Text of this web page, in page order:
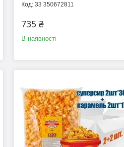
33 350672811
735 ₴
В наявності